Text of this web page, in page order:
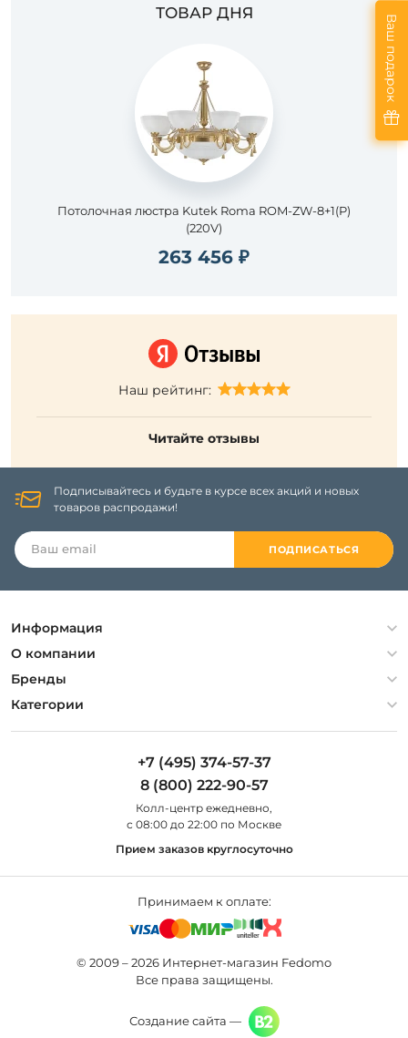
ТОВАР ДНЯ
Потолочная люстра Kutek Roma ROM-ZW-8+1(P)
(220V)
263 456 ₽
Наш рейтинг:
Читайте отзывы
Подписывайтесь и будьте в курсе всех акций и новых
товаров распродажи!
ПОДПИСАТЬСЯ
Информация
Политика конфиденциальности
Гарантия
Оплата и доставка
О компании
О компании
Контакты
Бренды
Artelamp
Категории
Люстры
Уличные светильники
+7 (495) 374-57-37
8 (800) 222-90-57
Колл-центр eжедневно,
с 08:00 до 22:00 по Москве
Прием заказов круглосуточно
Принимаем к оплате:
© 2009 – 2026 Интернет-магазин Fedomo
Все права защищены.
Создание сайта —
Ваш подарок